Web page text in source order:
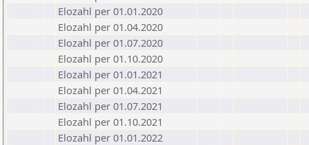
Elozahl per 01.01.2020
Elozahl per 01.04.2020
Elozahl per 01.07.2020
Elozahl per 01.10.2020
Elozahl per 01.01.2021
Elozahl per 01.04.2021
Elozahl per 01.07.2021
Elozahl per 01.10.2021
Elozahl per 01.01.2022